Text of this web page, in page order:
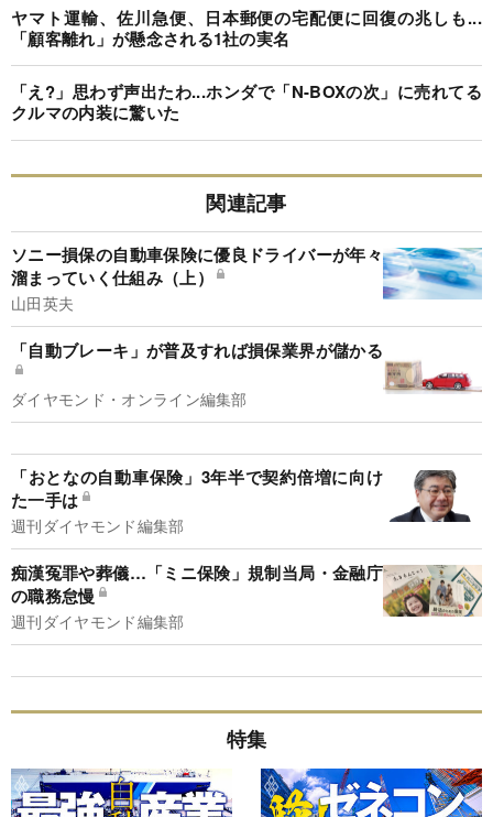
ヤマト運輸、佐川急便、日本郵便の宅配便に回復の兆しも...
「顧客離れ」が懸念される1社の実名
「え?」思わず声出たわ...ホンダで「N-BOXの次」に売れてる
クルマの内装に驚いた
関連記事
ソニー損保の自動車保険に優良ドライバーが年々
溜まっていく仕組み（上）
山田英夫
「自動ブレーキ」が普及すれば損保業界が儲かる
ダイヤモンド・オンライン編集部
「おとなの自動車保険」3年半で契約倍増に向け
た一手は
週刊ダイヤモンド編集部
痴漢冤罪や葬儀…「ミニ保険」規制当局・金融庁
の職務怠慢
週刊ダイヤモンド編集部
特集